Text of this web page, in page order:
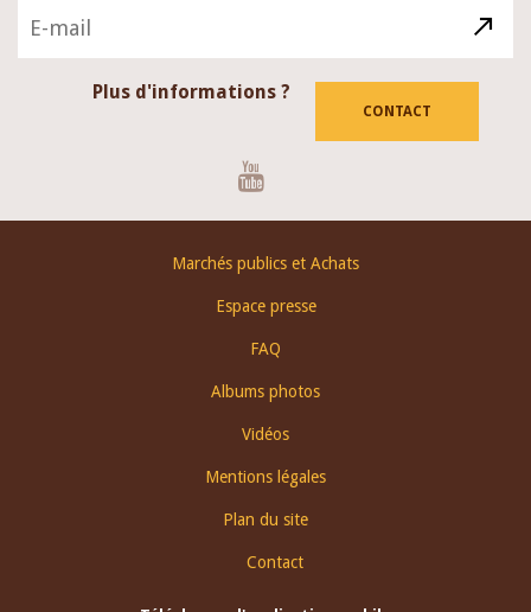
Plus d'informations ?
CONTACT
Marchés publics et Achats
Espace presse
FAQ
Albums photos
Vidéos
Mentions légales
Plan du site
Contact